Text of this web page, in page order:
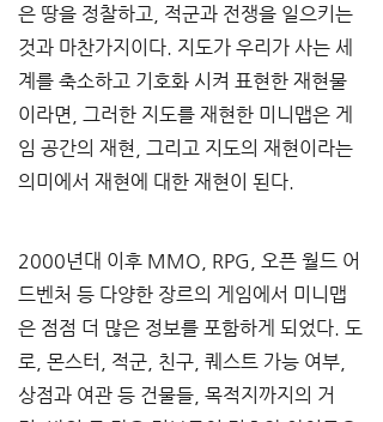
은 땅을 정찰하고, 적군과 전쟁을 일으키는
것과 마찬가지이다. 지도가 우리가 사는 세
계를 축소하고 기호화 시켜 표현한 재현물
이라면, 그러한 지도를 재현한 미니맵은 게
임 공간의 재현, 그리고 지도의 재현이라는
의미에서 재현에 대한 재현이 된다.
2000년대 이후 MMO, RPG, 오픈 월드 어
드벤처 등 다양한 장르의 게임에서 미니맵
은 점점 더 많은 정보를 포함하게 되었다. 도
로, 몬스터, 적군, 친구, 퀘스트 가능 여부,
상점과 여관 등 건물들, 목적지까지의 거